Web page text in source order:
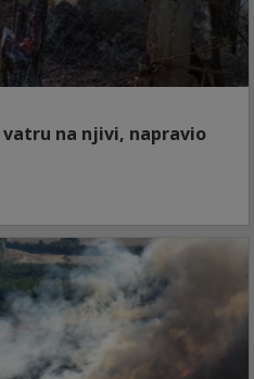
na njivi, napravio